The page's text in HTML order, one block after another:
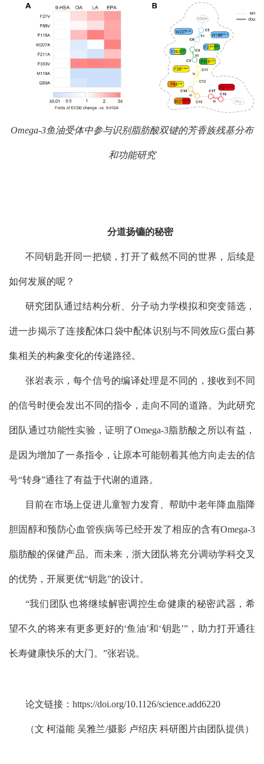
Omega-3鱼油受体中参与识别脂肪酸双键的芳香族残基分布
和功能研究
分道扬镳的秘密
不同钥匙开同一把锁，打开了截然不同的世界，后续是
如何发展的呢？
研究团队通过结构分析、分子动力学模拟和突变筛选，
进一步揭示了连接配体口袋中配体识别与不同效应G蛋白募
集相关的构象变化的传递路径。
张岩表示，每个信号的编译处理是不同的，接收到不同
的信号时便会发出不同的指令，走向不同的道路。为此研究
团队通过功能性实验，证明了Omega-3脂肪酸之所以有益，
是因为增加了一条指令，让原本可能朝着其他方向走去的信
号“转身”通往了有益于代谢的道路。
目前在市场上促进儿童智力发育、帮助中老年降血脂降
胆固醇和预防心血管疾病等已经开发了相应的含有Omega-3
脂肪酸的保健产品。而未来，浙大团队将充分调动学科交叉
的优势，开展更优“钥匙”的设计。
“我们团队也将继续解密调控生命健康的秘密武器，希
望不久的将来有更多更好的‘鱼油’和‘钥匙’”，助力打开通往
长寿健康快乐的大门。”张岩说。
论文链接： https://doi.org/10.1126/science.add6220
（文 柯溢能 吴雅兰/摄影 卢绍庆 科研图片由团队提供）